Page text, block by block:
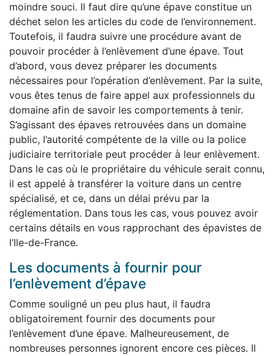
moindre souci. Il faut dire qu’une épave constitue un
déchet selon les articles du code de l’environnement.
Toutefois, il faudra suivre une procédure avant de
pouvoir procéder à l’enlèvement d’une épave. Tout
d’abord, vous devez préparer les documents
nécessaires pour l’opération d’enlèvement. Par la suite,
vous êtes tenus de faire appel aux professionnels du
domaine afin de savoir les comportements à tenir.
S’agissant des épaves retrouvées dans un domaine
public, l’autorité compétente de la ville ou la police
judiciaire territoriale peut procéder à leur enlèvement.
Dans le cas où le propriétaire du véhicule serait connu,
il est appelé à transférer la voiture dans un centre
spécialisé, et ce, dans un délai prévu par la
réglementation. Dans tous les cas, vous pouvez avoir
certains détails en vous rapprochant des épavistes de
l’Ile-de-France.
Les documents à fournir pour
l’enlèvement d’épave
Comme souligné un peu plus haut, il faudra
obligatoirement fournir des documents pour
l’enlèvement d’une épave. Malheureusement, de
nombreuses personnes ignorent encore ces pièces. Il